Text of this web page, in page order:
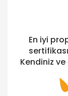
En iyi
Kendiniz ve
alkol